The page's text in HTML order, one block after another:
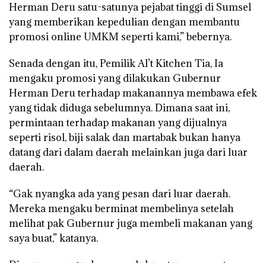
Herman Deru satu-satunya pejabat tinggi di Sumsel
yang memberikan kepedulian dengan membantu
promosi online UMKM seperti kami,” bebernya.
Senada dengan itu, Pemilik Al’t Kitchen Tia, Ia
mengaku promosi yang dilakukan Gubernur
Herman Deru terhadap makanannya membawa efek
yang tidak diduga sebelumnya. Dimana saat ini,
permintaan terhadap makanan yang dijualnya
seperti risol, biji salak dan martabak bukan hanya
datang dari dalam daerah melainkan juga dari luar
daerah.
“Gak nyangka ada yang pesan dari luar daerah.
Mereka mengaku berminat membelinya setelah
melihat pak Gubernur juga membeli makanan yang
saya buat,” katanya.